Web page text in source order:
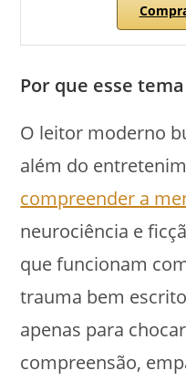
Por que esse
O leitor moderno
além do
compreender a
neurociência e
que funcionam
trauma bem
apenas para
compreensão,